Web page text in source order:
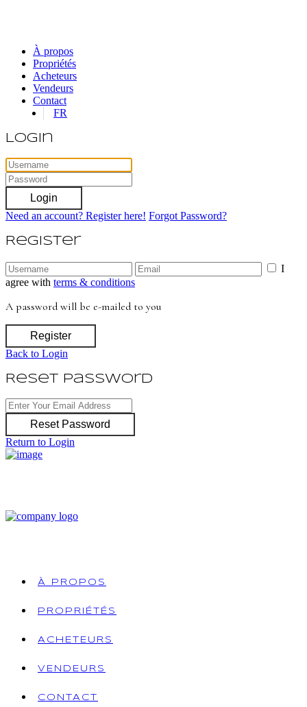
À propos
Propriétés
Acheteurs
Vendeurs
Contact
FR
Login
Login
Need an account? Register here! Forgot Password?
Register
I
agree with terms & conditions
A password will be e-mailed to you
Register
Back to Login
Reset Password
Reset Password
Return to Login
À PROPOS
PROPRIÉTÉS
ACHETEURS
VENDEURS
CONTACT